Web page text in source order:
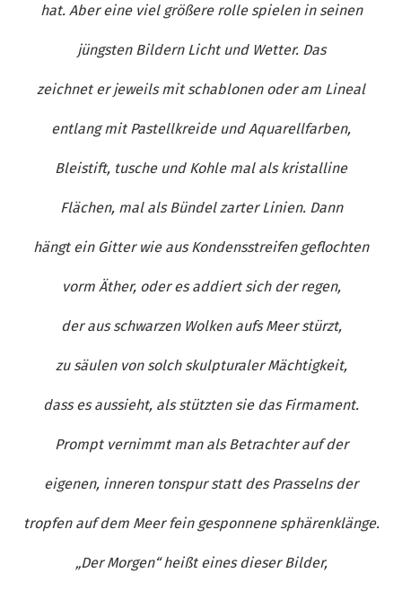
hat. Aber eine viel größere rolle spielen in seinen
jüngsten Bildern Licht und Wetter. Das
zeichnet er jeweils mit schablonen oder am Lineal
entlang mit Pastellkreide und Aquarellfarben,
Bleistift, tusche und Kohle mal als kristalline
Flächen, mal als Bündel zarter Linien. Dann
hängt ein Gitter wie aus Kondensstreifen geflochten
vorm Äther, oder es addiert sich der regen,
der aus schwarzen Wolken aufs Meer stürzt,
zu säulen von solch skulpturaler Mächtigkeit,
dass es aussieht, als stützten sie das Firmament.
Prompt vernimmt man als Betrachter auf der
eigenen, inneren tonspur statt des Prasselns der
tropfen auf dem Meer fein gesponnene sphärenklänge.
„Der Morgen“ heißt eines dieser Bilder,